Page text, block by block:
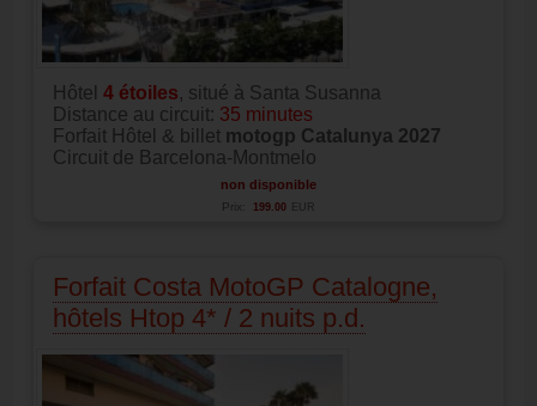
Hôtel 4 étoiles, situé à Santa Susanna
Distance au circuit: 35 minutes
Forfait Hôtel & billet motogp Catalunya 2027
Circuit de Barcelona-Montmelo
non disponible
Prix: 199.00 EUR
Forfait Costa MotoGP Catalogne,
hôtels Htop 4* / 2 nuits p.d.